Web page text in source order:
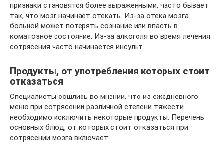
признаки становятся более выраженными, часто бывает
так, что мозг начинает отекать. Из-за отека мозга
больной может потерять сознание или впасть в
коматозное состояние. Из-за алкоголя во время лечения
сотрясения часто начинается инсульт.
Продукты, от употребления которых стоит
отказаться
Специалисты сошлись во мнении, что из ежедневного
меню при сотрясении различной степени тяжести
необходимо исключить некоторые продукты. Перечень
основных блюд, от которых стоит отказаться при
сотрясении мозга включает: